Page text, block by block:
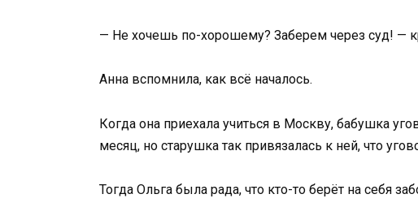
— Не хочешь по-хорошему? Заберем через суд! —
Анна вспомнила, как всё началось.
Когда она приехала учиться в Москву, бабушка
месяц, но старушка так привязалась к ней, что
Тогда Ольга была рада, что кто-то берёт на себя